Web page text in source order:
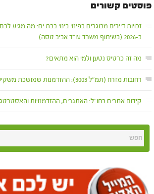
פוסטים קשורים
זכויות דיירים מבוגרים בפינוי בינוי בבת ים: מה מגיע
ב-2026 (בשיתוף משרד עו"ד אביב טסה)
מה זה כרטיס נטען ולמי הוא מתאים?
רחובות מזרח (תמ"ל 3003): ההזדמנות שמושכת משקיעים למרכז
קידום אתרים בחו"ל: האתגרים, ההזדמנויות